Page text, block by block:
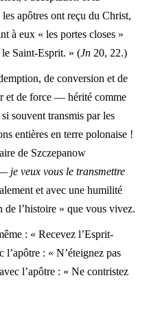
apôtres ont reçu du Christ,
à eux « les portes closes »
Saint-Esprit. » (Jn 20, 22.)
de conversion et de
et de force — hérité comme
souvent transmis par les
entières en terre polonaise !
de Szczepanow
— je veux vous le transmettre
et avec une humilité
l’histoire » que vous vivez.
: « Recevez l’Esprit-
l’apôtre : « N’éteignez pas
l’apôtre : « Ne contristez